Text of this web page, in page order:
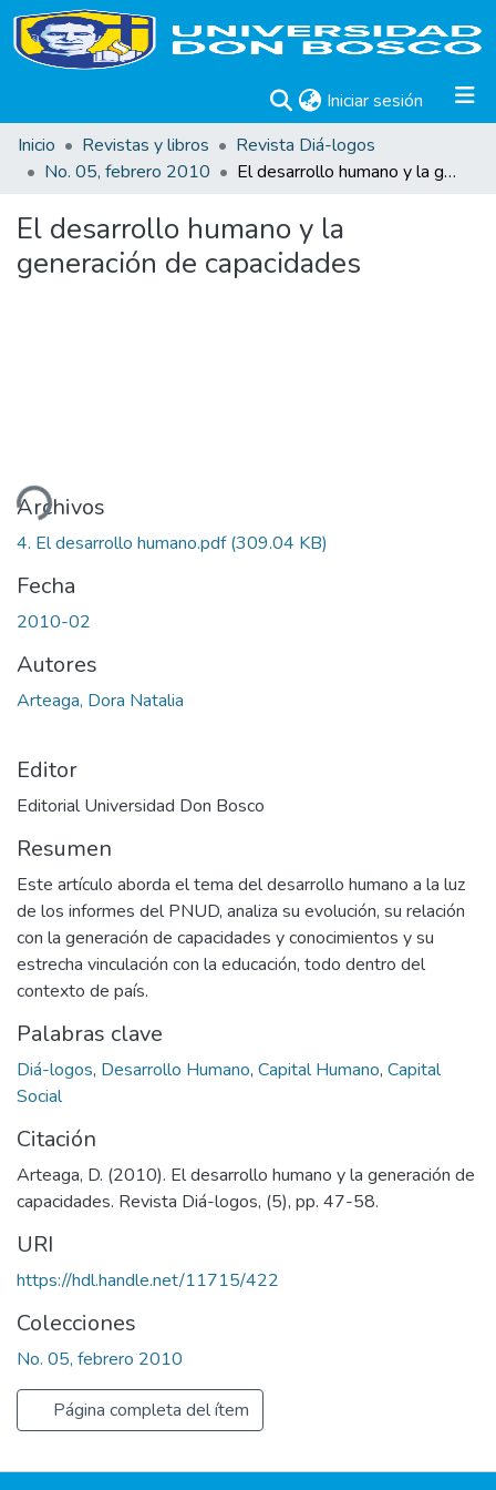
Iniciar sesión (current)
Inicio
Revistas y libros
Revista Diá-logos
No. 05, febrero 2010
El desarrollo humano y la generación de capacidades
El desarrollo humano y la
generación de capacidades
Archivos
4. El desarrollo humano.pdf(309.04 KB)
Fecha
2010-02
Autores
Arteaga, Dora Natalia
Editor
Editorial Universidad Don Bosco
Resumen
Este artículo aborda el tema del desarrollo humano a la luz
de los informes del PNUD, analiza su evolución, su relación
con la generación de capacidades y conocimientos y su
estrecha vinculación con la educación, todo dentro del
contexto de país.
Palabras clave
Diá-logos, Desarrollo Humano, Capital Humano, Capital
Social
Citación
Arteaga, D. (2010). El desarrollo humano y la generación de
capacidades. Revista Diá-logos, (5), pp. 47-58.
URI
https://hdl.handle.net/11715/422
Colecciones
No. 05, febrero 2010
Página completa del ítem